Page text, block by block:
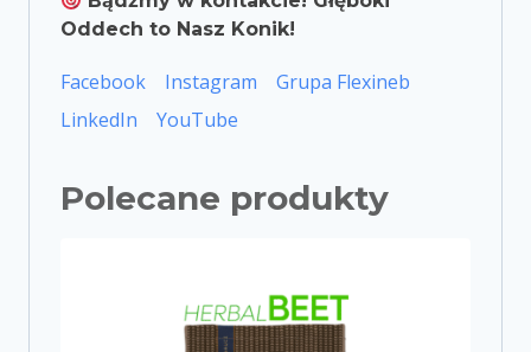
Oddech to Nasz Konik!
Facebook Instagram
Grupa Flexineb
LinkedIn
YouTube
Polecane produkty